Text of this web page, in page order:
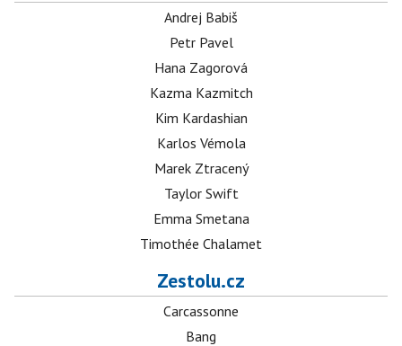
Andrej Babiš
Petr Pavel
Hana Zagorová
Kazma Kazmitch
Kim Kardashian
Karlos Vémola
Marek Ztracený
Taylor Swift
Emma Smetana
Timothée Chalamet
Zestolu.cz
Carcassonne
Bang